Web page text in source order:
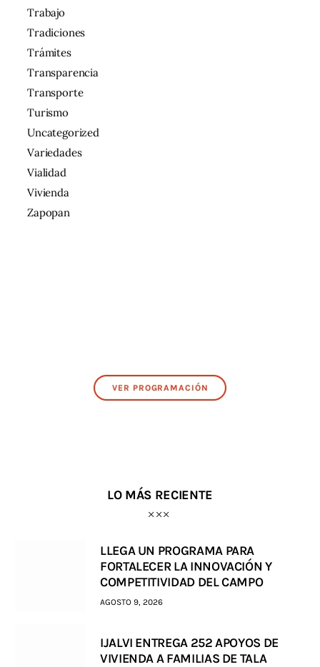
Trabajo
Tradiciones
Trámites
Transparencia
Transporte
Turismo
Uncategorized
Variedades
Vialidad
Vivienda
Zapopan
VER PROGRAMACIÓN
LO MÁS RECIENTE
LLEGA UN PROGRAMA PARA
FORTALECER LA INNOVACIÓN Y
COMPETITIVIDAD DEL CAMPO
AGOSTO 9, 2026
IJALVI ENTREGA 252 APOYOS DE
VIVIENDA A FAMILIAS DE TALA